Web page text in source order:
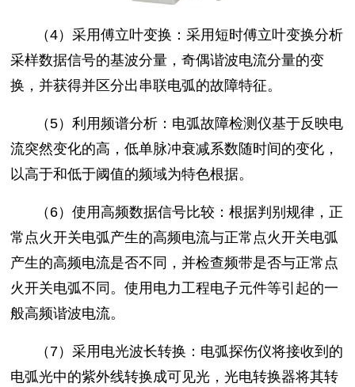
（4）采用傅立叶变换：采用短时傅立叶变换分析
采样数据信号的基波分量，奇偶谐波电流分量的变
换，并获得并区分出串联电弧的故障特征。
（5）利用频谱分析：电弧故障检测仪基于反映电
流突然变化的高，低单脉冲衰减系数随时间的变化，
以高于和低于阈值的频域为特色根据。
（6）使用高频数据信号比较：根据判别规律，正
常点火开关电弧产生的高频电流与正常点火开关电弧
产生的高频电流是否不同，并检查频带是否与正常点
火开关电弧不同。使用电力工程电子元件等引起的一
般高频谐波电流。
（7）采用电光波长转换：电弧探伤仪将接收到的
电弧光中的紫外线转换成可见光，光电转换器将其转